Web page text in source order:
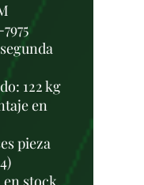
122 kg
en
pieza
stock,